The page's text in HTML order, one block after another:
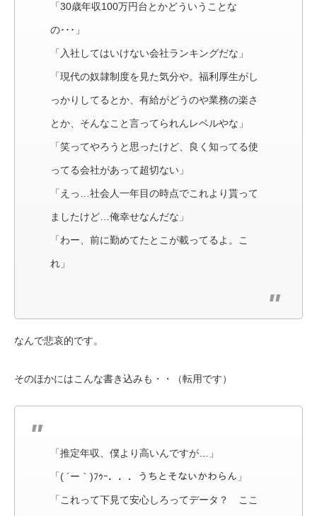
「30歳年収100万円台とかどういうことな
の･･･」
「入社してはいけない会社ランキングだな」
「現代の奴隷制度を見た気分や。福利厚生がし
っかりしてるとか、有給がどうのや業務の楽さ
とか、そんなこと言ってられんレベルやな」
「笑ってやろうと思ったけど、良く知ってる使
ってる会社があって超切ない」
「えっ…社会人一年目の時点でこれより貰って
ましたけど…俺幸せなんだな」
「わー、前に勤めてたとこが載ってるよ。こ
れ」
なんで悲哀的です。
そのほかにはこんな書き込みも・・（転用です）
「推定年収、僕より高いんですが…」
「( ´ー｀)ﾌｩｰ．．．うちとそないかわらん」
「これって下見て安心しろってデータ？ ここ